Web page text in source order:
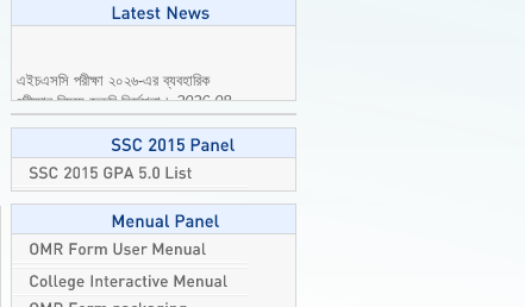
পরীক্ষার বিষয়ে জরুরি নির্দেশনা।2026-08-
04